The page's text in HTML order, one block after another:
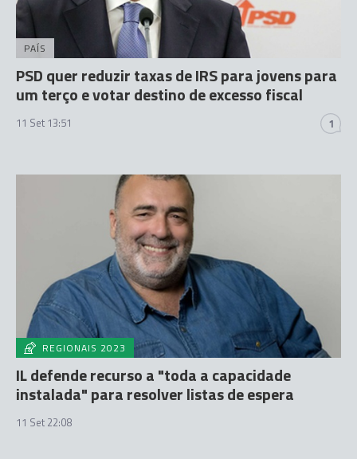
PAÍS
PSD quer reduzir taxas de IRS para jovens para
um terço e votar destino de excesso fiscal
11 Set 13:51 1
REGIONAIS 2023
IL defende recurso a "toda a capacidade
instalada" para resolver listas de espera
11 Set 22:08